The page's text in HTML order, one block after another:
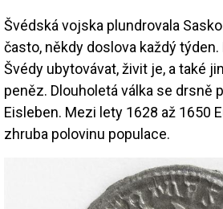
Švédská vojska plundrovala
často, někdy doslova každý
Švédy ubytovávat, živit je, a také
peněz. Dlouholetá válka se drsně
Eisleben. Mezi lety 1628 až 1650
zhruba polovinu populace.